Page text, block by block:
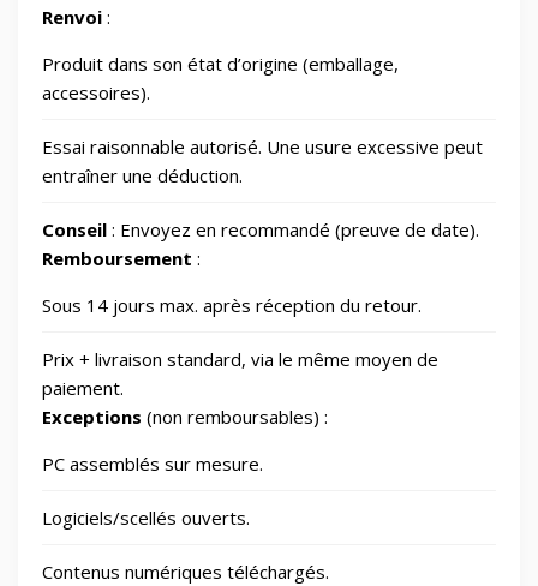
Outillage
Photos et Caméras 797
Santé et beauté 65
Smart Home/Lighting/Lighting fixtures
Smartphones & Tablets
Vélos & Trottinettes
Renvoi :
Produit dans son état d’origine (emballage,
accessoires).
Essai raisonnable autorisé. Une usure excessive peut
entraîner une déduction.
Conseil : Envoyez en recommandé (preuve de date).
Remboursement :
Sous 14 jours max. après réception du retour.
Prix + livraison standard, via le même moyen de
paiement.
Exceptions (non remboursables) :
PC assemblés sur mesure.
Logiciels/scellés ouverts.
Contenus numériques téléchargés.